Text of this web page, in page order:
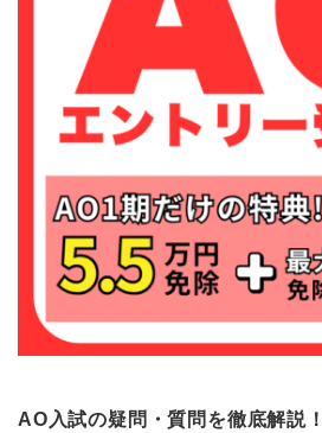
AO入試の疑問・質問を徹底解説！